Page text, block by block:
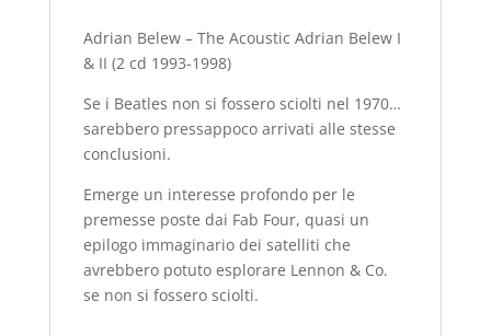
Adrian Belew – The Acoustic Adrian Belew I
& II (2 cd 1993-1998)
Se i Beatles non si fossero sciolti nel 1970…
sarebbero pressappoco arrivati alle stesse
conclusioni.
Emerge un interesse profondo per le
premesse poste dai Fab Four, quasi un
epilogo immaginario dei satelliti che
avrebbero potuto esplorare Lennon & Co.
se non si fossero sciolti.